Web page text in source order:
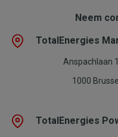
Neem
TotalEnergies
Anspachlaan
1000
TotalEnergies